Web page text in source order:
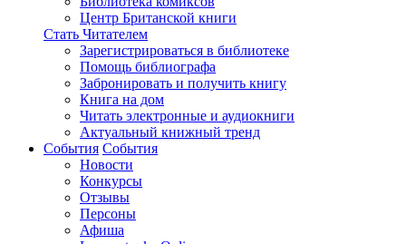
Центр Британской книги
Стать Читателем
Зарегистрироваться в библиотеке
Помощь библиографа
Забронировать и получить книгу
Книга на дом
Читать электронные и аудиокниги
Актуальный книжный тренд
События События
Новости
Конкурсы
Отзывы
Персоны
Афиша